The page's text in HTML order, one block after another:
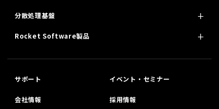
分散処理基盤
Rocket Software製品
サポート イベント・セミナー
会社情報 採用情報